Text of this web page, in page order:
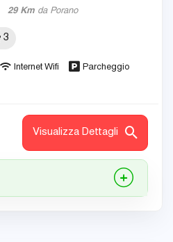
29 Km da Porano
3
Internet Wifi
Parcheggio
Visualizza Dettagli